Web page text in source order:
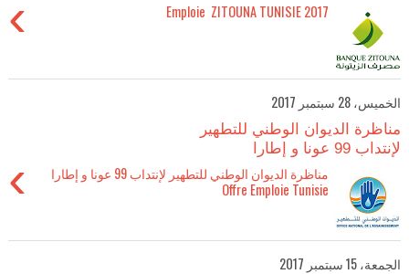
› Emploie ZITOUNA TUNISIE 2017
الخميس، 28 سبتمبر 2017
مناظرة الديوان الوطني للتطهير
لإنتداب 99 عونا و إطارا
›
مناظرة الديوان الوطني للتطهير لإنتداب 99 عونا و إطارا
Offre Emploie Tunisie
الجمعة، 15 سبتمبر 2017